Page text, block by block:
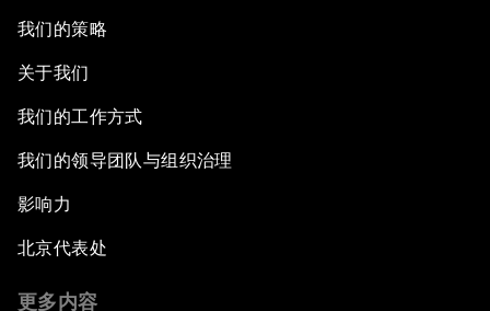
我们的策略
关于我们
我们的工作方式
我们的领导团队与组织治理
影响力
北京代表处
更多内容